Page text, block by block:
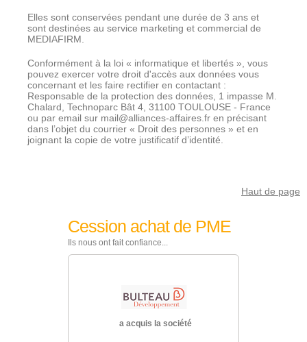
Elles sont conservées pendant une durée de 3 ans et
sont destinées au service marketing et commercial de
MEDIAFIRM.
Conformément à la loi « informatique et libertés », vous
pouvez exercer votre droit d'accès aux données vous
concernant et les faire rectifier en contactant :
Responsable de la protection des données, 1 impasse M.
Chalard, Technoparc Bât 4, 31100 TOULOUSE - France
ou par email sur mail@alliances-affaires.fr en précisant
dans l’objet du courrier « Droit des personnes » et en
joignant la copie de votre justificatif d’identité.
Haut de page
Cession achat de PME
Ils nous ont fait confiance...
a acquis la société